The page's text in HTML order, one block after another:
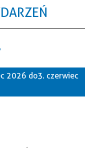
2026 do 3. czerwiec